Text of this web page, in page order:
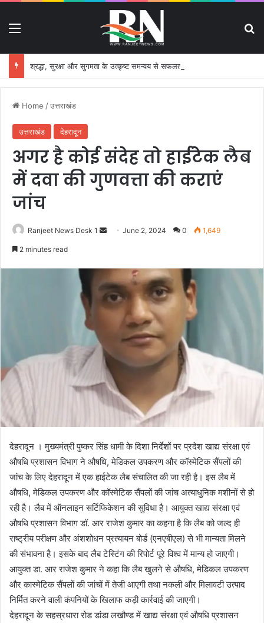
Home /उत्तराखंड
उत्तराखंड देहरादून
अगर है कोई संदेह तो हाईटेक लैब
में दवा की गुणवत्ता की कराएं
जांच
Ranjeet News Desk 1
a
n
l
June 2, 2024 0 1,649
2 minutes read
देहरादून । मुख्यमंत्री पुष्कर सिंह धामी के दिशा निर्देशों पर प्रदेश खाद्य संरक्षा एवं
औषधि प्रशासन विभाग ने औषधि, मेडिकल उपकरण और कॉस्मेटिक सैंपलों की
जांच के लिए देहरादून में एक हाईटेक लैब संचालित की जा रही है। इस लैब में
औषधि, मेडिकल उपकरण और कॉस्मेटिक सैंपलों की जांच अत्याधुनिक मशीनों से हो
रही है। लैब में ऑनलाइन सर्टिफिकेशन की सुविधा है। आयुक्त खाद्य संरक्षा एवं
औषधि प्रशासन विभाग डॉ. आर राजेश कुमार का कहना है कि लैब को जल्द ही
राष्ट्रीय परीक्षण और अंशशोधन प्रत्यायन बोर्ड (एनएबीएल) से भी मान्यता मिलने
की संभावना है। इसके बाद लैब टेस्टिंग की रिपोर्ट पूरे विश्व में मान्य हो जाएगी।
आयुक्त डा. आर राजेश कुमार ने कहा कि लैब खुलने से औषधि, मेडिकल उपकरण
और कास्मेटिक सैंपलों की जांचों में तेजी आएगी तथा नकली और मिलावटी उत्पाद
निर्मित करने वाली कंपनियों के खिलाफ कड़ी कार्रवाई की जाएगी।
देहरादून के सहस्रधारा रोड डांडा लखौण्ड में खाद्य संरक्षा एवं औषधि प्रशासन